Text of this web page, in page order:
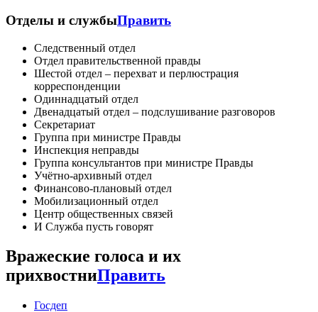
Отделы и службыПравить
Следственный отдел
Отдел правительственной правды
Шестой отдел – перехват и перлюстрация
корреспонденции
Одиннадцатый отдел
Двенадцатый отдел – подслушивание разговоров
Секретариат
Группа при министре Правды
Инспекция неправды
Группа консультантов при министре Правды
Учётно-архивный отдел
Финансово-плановый отдел
Мобилизационный отдел
Центр общественных связей
И Служба пусть говорят
Вражеские голоса и их
прихвостниПравить
Госдеп